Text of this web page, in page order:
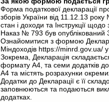
Форма податкової декларації
зборів України від 11.12.13
стан і доходи та Інструкції
Наказ № 793 був опублікований
Ознайомитися з формою
Міндоходів https://minrd.gov.ua/ у
Зокрема, Декларація
формату А4, та семи додатків
А4 та містять розрахунки
Додатки до Декларації є її
заповнюються та подаються
додатках.